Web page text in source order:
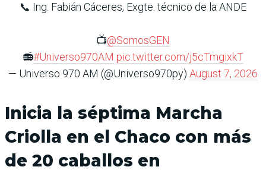
📞 Ing. Fabián Cáceres, Exgte. técnico de la ANDE
📺@SomosGEN
📻#Universo970AM pic.twitter.com/j5cTmgixkT
— Universo 970 AM (@Universo970py) August 7, 2026
Inicia la séptima Marcha
Criolla en el Chaco con más
de 20 caballos en